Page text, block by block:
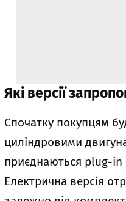
Які версії
Спочатку покупцям
циліндровими
приєднаються plug-in
Електрична версія